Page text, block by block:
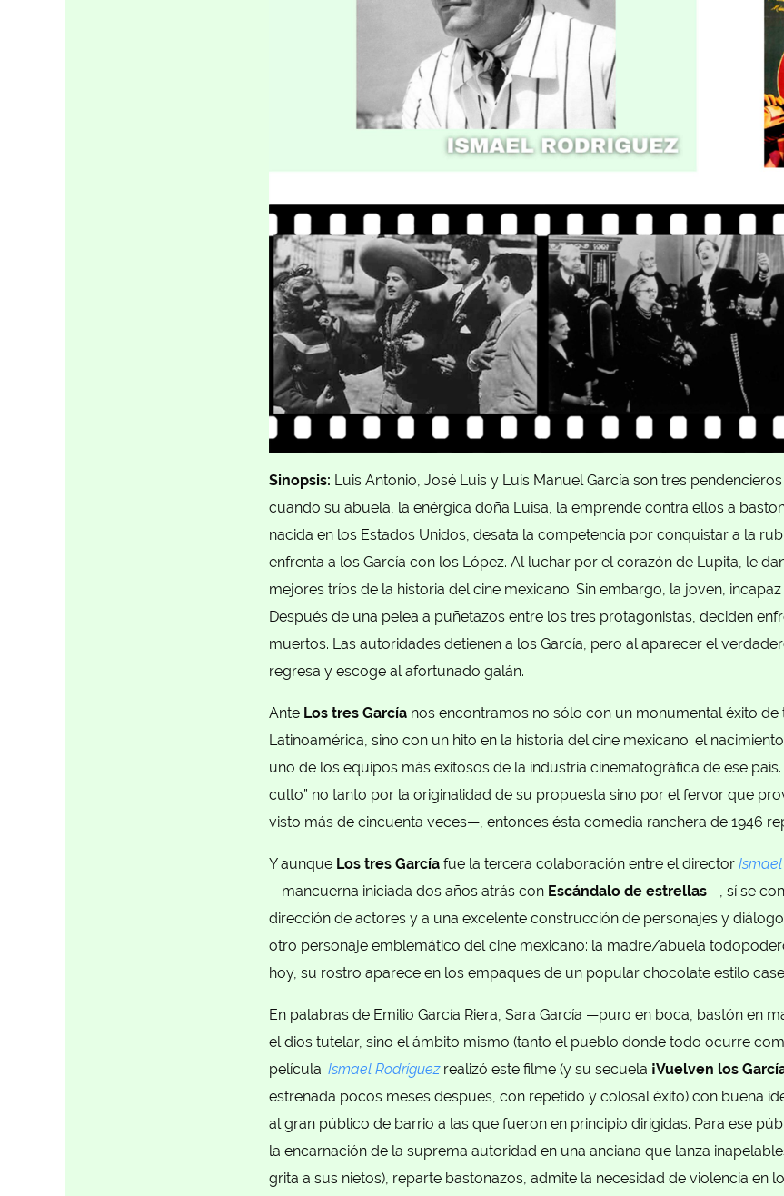
Sinopsis: Luis Antonio, José Luis y Luis Manuel García son tres
cuando su abuela, la enérgica doña Luisa, la emprende contra ellos a
nacida en los Estados Unidos, desata la competencia por conquistar a la
enfrenta a los García con los López. Al luchar por el corazón de Lupita, le
mejores tríos de la historia del cine mexicano. Sin embargo, la joven,
Después de una pelea a puñetazos entre los tres protagonistas, deciden
muertos. Las autoridades detienen a los García, pero al aparecer el
regresa y escoge al afortunado galán.
Ante Los tres Garcíanos encontramos no sólo con un monumental éxito de
Latinoamérica, sino con un hito en la historia del cine mexicano: el
uno de los equipos más exitosos de la industria cinematográfica de ese
culto” no tanto por la originalidad de su propuesta sino por el fervor que
visto más de cincuenta veces—, entonces ésta comedia ranchera de 1946
Y aunque Los tres Garcíafue la tercera colaboración entre el director
—mancuerna iniciada dos años atrás con Escándalo de estrellas—, sí se
dirección de actores y a una excelente construcción de personajes y
otro personaje emblemático del cine mexicano: la madre/abuela
hoy, su rostro aparece en los empaques de un popular chocolate estilo
En palabras de Emilio García Riera, Sara García —puro en boca, bastón en
el dios tutelar, sino el ámbito mismo (tanto el pueblo donde todo ocurre
película. Ismael Rodríguezrealizó este filme (y su secuela ¡Vuelven los
estrenada pocos meses después, con repetido y colosal éxito) con buena
al gran público de barrio a las que fueron en principio dirigidas. Para ese
la encarnación de la suprema autoridad en una anciana que lanza
grita a sus nietos), reparte bastonazos, admite la necesidad de violencia en